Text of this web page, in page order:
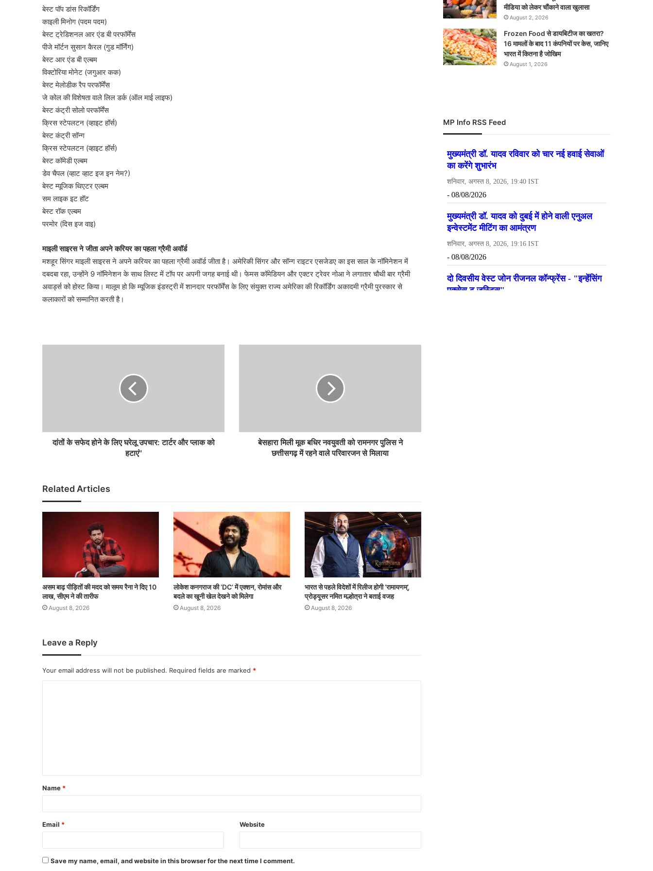
बेस्ट पॉप डांस रिकॉर्डिंग
काइली मिनोग (पदम पदम)
बेस्ट ट्रेडिशनल आर एंड बी परफॉर्मेंस
पीजे मॉर्टन सुसान कैरल (गुड मॉर्निंग)
बेस्ट आर एंड बी एल्बम
विक्टोरिया मोनेट (जगुआर कक)
बेस्ट मेलोडीक रैप परफॉर्मेंस
जे कोल की विशेषता वाले लिल डर्क (ऑल माई लाइफ)
बेस्ट कंट्री सोलो परफॉर्मेंस
क्रिस स्टेपलटन (व्हाइट हॉर्स)
बेस्ट कंट्री सॉन्ग
क्रिस स्टेपलटन (व्हाइट हॉर्स)
बेस्ट कॉमेडी एल्बम
डेव चैपल (व्हाट व्हाट इज इन नेम?)
बेस्ट म्यूजिक थिएटर एल्बम
सम लाइक इट हॉट
बेस्ट रॉक एल्बम
परमोर (दिस इज वाइ)
माइली साइरस ने जीता अपने करियर का पहला ग्रैमी अवॉर्ड
मशहूर सिंगर माइली साइरस ने अपने करियर का पहला ग्रैमी अवॉर्ड जीता है। अमेरिकी सिंगर और सॉन्ग राइटर एसजेडए का इस साल के नॉमिनेशन में
दबदबा रहा, उन्होंने 9 नॉमिनेशन के साथ लिस्ट में टॉप पर अपनी जगह बनाई थी। फेमस कॉमेडियन और एक्टर ट्रेवर नोआ ने लगातार चौथी बार ग्रैमी
अवार्ड्स को होस्ट किया। मालूम हो कि म्यूजिक इंडस्ट्री में शानदार परफॉर्मेंस के लिए संयुक्त राज्य अमेरिका की रिकॉर्डिंग अकादमी ग्रैमी पुरस्कार से
कलाकारों को सम्मानित करती है।
दांतों के सफेद होने के लिए घरेलू उपचार: टार्टर और प्लाक को
हटाएं"
बेसहारा मिली मूक बधिर नवयुवती को रामनगर पुलिस ने
छत्तीसगढ़ में रहने वाले परिवारजन से मिलाया
Related Articles
असम बाढ़ पीड़ितों की मदद को समय रैना ने दिए 10
लाख, सीएम ने की तारीफ
August 8, 2026
लोकेश कनगराज की ‘DC’ में एक्शन, रोमांस और
बदले का खूनी खेल देखने को मिलेगा
August 8, 2026
भारत से पहले विदेशों में रिलीज होगी ‘रामायणम्’,
प्रोड्यूसर नमित मल्होत्रा ने बताई वजह
August 8, 2026
Leave a Reply
Your email address will not be published. Required fields are marked *
Name *
Email * Website
Save my name, email, and website in this browser for the next time I comment.
मीडिया को लेकर चौंकाने वाला खुलासा
August 2, 2026
Frozen Food से डायबिटीज का खतरा?
16 मामलों के बाद 11 कंपनियों पर केस, जानिए
भारत में कितना है जोखिम
August 1, 2026
MP Info RSS Feed